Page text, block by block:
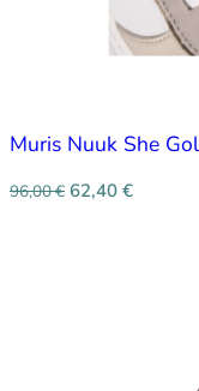
Muris Nuuk She
96,00€ 62,40 €